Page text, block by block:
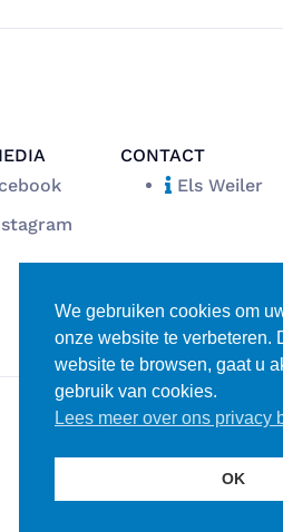
CONTACT
Els Weiler
We gebruiken cookies om
onze website te verbeteren.
website te browsen, gaat u
gebruik van cookies.
Lees meer over ons privacy
OK